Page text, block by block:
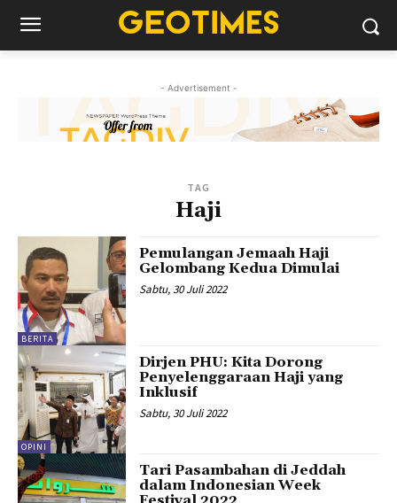
- Advertisement -
TAG
Haji
BERITA
Pemulangan Jemaah Haji
Gelombang Kedua Dimulai
Sabtu, 30 Juli 2022
OPINI
Dirjen PHU: Kita Dorong
Penyelenggaraan Haji yang
Inklusif
Sabtu, 30 Juli 2022
Tari Pasambahan di Jeddah
dalam Indonesian Week